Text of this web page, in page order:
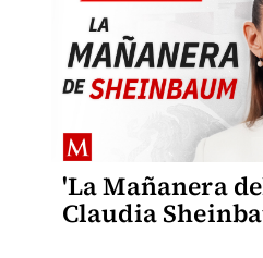
'La Mañanera
Claudia